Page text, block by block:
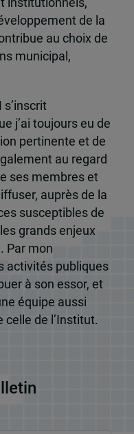
de la
au choix de
municipal,
s’inscrit
j’ai toujours eu de
pertinente et de
au regard
ses membres et
auprès de la
susceptibles de
grands enjeux
Par mon
activités publiques
à son essor, et
équipe aussi
de l’Institut.